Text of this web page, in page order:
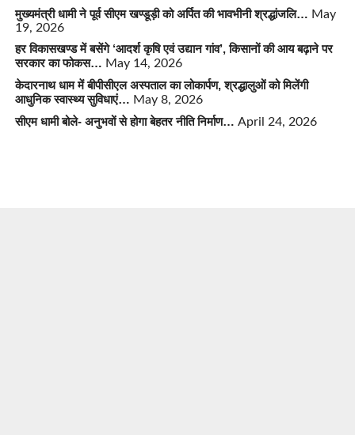
मुख्यमंत्री धामी ने पूर्व सीएम खण्डूड़ी को अर्पित की भावभीनी श्रद्धांजलि… May
19, 2026
हर विकासखण्ड में बसेंगे ‘आदर्श कृषि एवं उद्यान गांव’, किसानों की आय बढ़ाने पर
सरकार का फोकस… May 14, 2026
केदारनाथ धाम में बीपीसीएल अस्पताल का लोकार्पण, श्रद्धालुओं को मिलेंगी
आधुनिक स्वास्थ्य सुविधाएं… May 8, 2026
सीएम धामी बोले- अनुभवों से होगा बेहतर नीति निर्माण… April 24, 2026